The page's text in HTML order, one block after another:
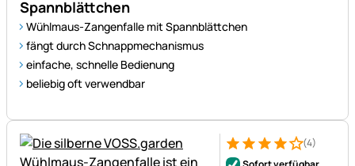
Spannblättchen
Wühlmaus-Zangenfalle mit Spannblättchen
fängt durch Schnappmechanismus
einfache, schnelle Bedienung
beliebig oft verwendbar
Bewertung: 4 von 5 (4
4 Bewertungen
(4)